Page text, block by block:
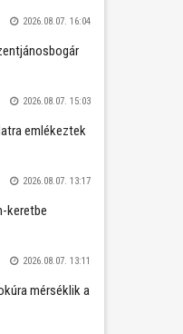
2026.08.07. 16:04
2026.08.07. 15:03
emlékeztek
2026.08.07. 13:17
keretbe
2026.08.07. 13:11
mérséklik a